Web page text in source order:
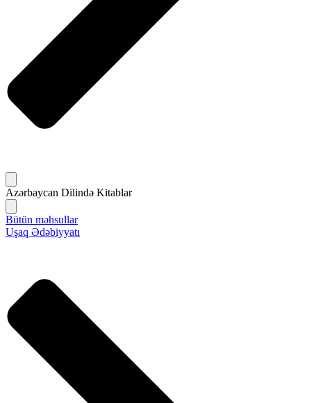
Azərbaycan Dilində Kitablar
Bütün məhsullar
Uşaq Ədəbiyyatı